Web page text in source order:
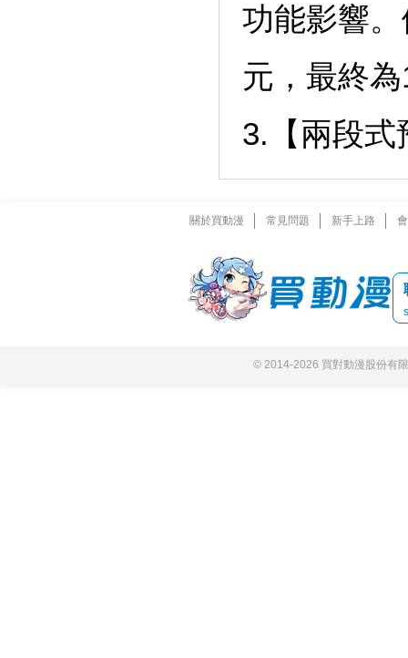
功能影響
元，最終
3.【兩段式
關於買動漫 常見問題 新手上路
© 2014-2026 買對動漫股份有